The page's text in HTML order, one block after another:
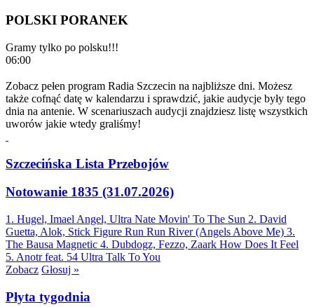
POLSKI PORANEK
Gramy tylko po polsku!!!
06:00
Zobacz pełen program Radia Szczecin na najbliższe dni. Możesz
także cofnąć datę w kalendarzu i sprawdzić, jakie audycje były tego
dnia na antenie. W scenariuszach audycji znajdziesz listę wszystkich
uworów jakie wtedy graliśmy!
Szczecińska Lista Przebojów
Notowanie 1835 (31.07.2026)
1. Hugel, Imael Angel, Ultra Nate Movin' To The Sun 2. David
Guetta, Alok, Stick Figure Run Run River (Angels Above Me) 3.
The Bausa Magnetic 4. Dubdogz, Fezzo, Zaark How Does It Feel
5. Anotr feat. 54 Ultra Talk To You
Zobacz Głosuj »
Płyta tygodnia